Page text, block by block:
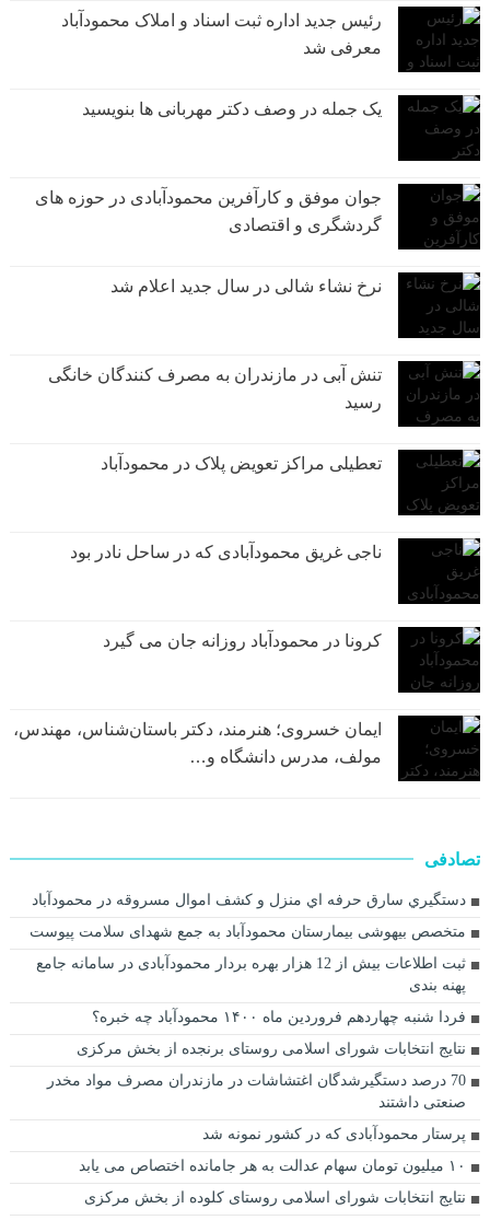
رئیس جدید اداره ثبت اسناد و املاک محمودآباد
معرفی شد
یک جمله در وصف دکتر مهربانی ها بنویسید
جوان موفق و کارآفرین محمودآبادی در حوزه های
گردشگری و اقتصادی
نرخ نشاء شالی در سال جدید اعلام شد
تنش آبی در مازندران به مصرف كنندگان خانگی
رسيد
تعطیلی مراکز تعویض پلاک در محمودآباد
ناجی غریق محمودآبادی که در ساحل نادر بود
کرونا در محمودآباد روزانه جان می گیرد
ایمان خسروی؛ هنرمند، دکتر باستان‌شناس، مهندس،
مولف، مدرس دانشگاه و…
تصادفی
دستگيري سارق حرفه اي منزل و کشف اموال مسروقه در محمودآباد
متخصص بیهوشی بیمارستان محمودآباد به جمع شهدای سلامت پیوست
ثبت اطلاعات بیش از 12 هزار بهره بردار محمودآبادی در سامانه جامع
پهنه بندی
فردا شنبه چهاردهم فروردین ماه ۱۴۰۰ محمودآباد چه خبره؟
نتایج انتخابات شورای اسلامی روستای برنجده از بخش مرکزی
70 درصد دستگیرشدگان اغتشاشات در مازندران مصرف مواد مخدر
صنعتی داشتند
پرستار محمودآبادی که در کشور نمونه شد
۱۰ میلیون تومان سهام عدالت به هر جامانده اختصاص می یابد
نتایج انتخابات شورای اسلامی روستای کلوده از بخش مرکزی